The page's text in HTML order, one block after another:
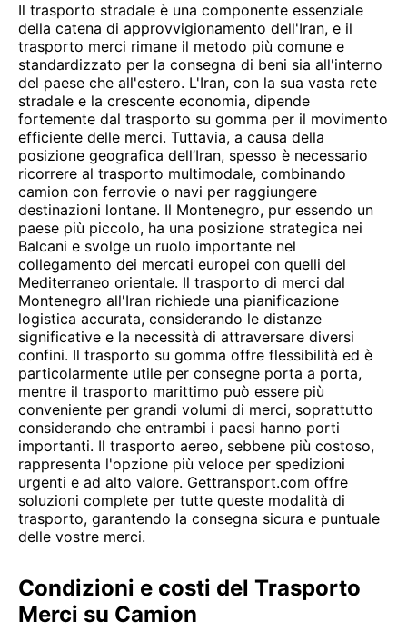
Il trasporto stradale è una componente essenziale
della catena di approvvigionamento dell'Iran, e il
trasporto merci rimane il metodo più comune e
standardizzato per la consegna di beni sia all'interno
del paese che all'estero. L'Iran, con la sua vasta rete
stradale e la crescente economia, dipende
fortemente dal trasporto su gomma per il movimento
efficiente delle merci. Tuttavia, a causa della
posizione geografica dell’Iran, spesso è necessario
ricorrere al trasporto multimodale, combinando
camion con ferrovie o navi per raggiungere
destinazioni lontane. Il Montenegro, pur essendo un
paese più piccolo, ha una posizione strategica nei
Balcani e svolge un ruolo importante nel
collegamento dei mercati europei con quelli del
Mediterraneo orientale. Il trasporto di merci dal
Montenegro all'Iran richiede una pianificazione
logistica accurata, considerando le distanze
significative e la necessità di attraversare diversi
confini. Il trasporto su gomma offre flessibilità ed è
particolarmente utile per consegne porta a porta,
mentre il trasporto marittimo può essere più
conveniente per grandi volumi di merci, soprattutto
considerando che entrambi i paesi hanno porti
importanti. Il trasporto aereo, sebbene più costoso,
rappresenta l'opzione più veloce per spedizioni
urgenti e ad alto valore. Gettransport.com offre
soluzioni complete per tutte queste modalità di
trasporto, garantendo la consegna sicura e puntuale
delle vostre merci.
Condizioni e costi del Trasporto
Merci su Camion